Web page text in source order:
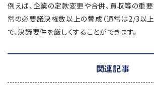
例えば、企業の定款変更や合併、買収等の重
常の必要議決権数以上の賛成（通常は2/3以上
で、決議要件を厳しくすることができます。
関連記事